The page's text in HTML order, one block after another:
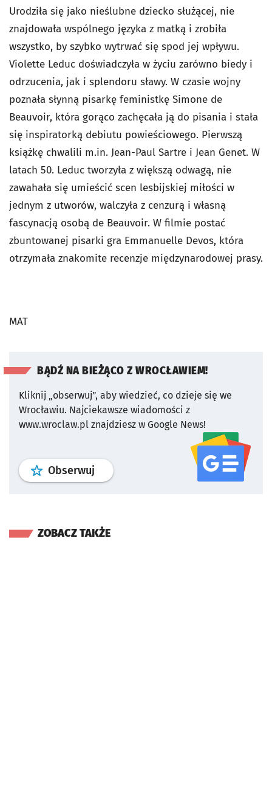
Urodziła się jako nieślubne dziecko służącej, nie
znajdowała wspólnego języka z matką i zrobiła
wszystko, by szybko wytrwać się spod jej wpływu.
Violette Leduc doświadczyła w życiu zarówno biedy i
odrzucenia, jak i splendoru sławy. W czasie wojny
poznała słynną pisarkę feministkę Simone de
Beauvoir, która gorąco zachęcała ją do pisania i stała
się inspiratorką debiutu powieściowego. Pierwszą
książkę chwalili m.in. Jean-Paul Sartre i Jean Genet. W
latach 50. Leduc tworzyła z większą odwagą, nie
zawahała się umieścić scen lesbijskiej miłości w
jednym z utworów, walczyła z cenzurą i własną
fascynacją osobą de Beauvoir. W filmie postać
zbuntowanej pisarki gra Emmanuelle Devos, która
otrzymała znakomite recenzje międzynarodowej prasy.
MAT
BĄDŹ NA BIEŻĄCO Z WROCŁAWIEM!
Kliknij „obserwuj”, aby wiedzieć, co dzieje się we
Wrocławiu. Najciekawsze wiadomości z
www.wroclaw.pl znajdziesz w Google News!
Obserwuj profil serwisu
ZOBACZ TAKŻE